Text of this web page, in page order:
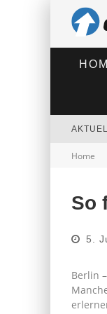
Home
So
5.
Berlin